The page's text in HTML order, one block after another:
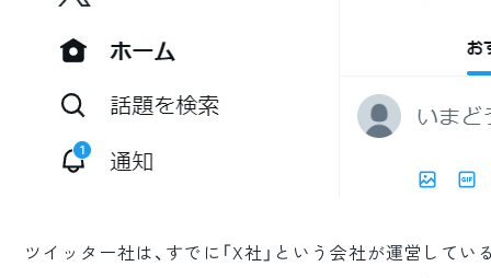
ツイッター社は、すでに「X社」という会社が運営して